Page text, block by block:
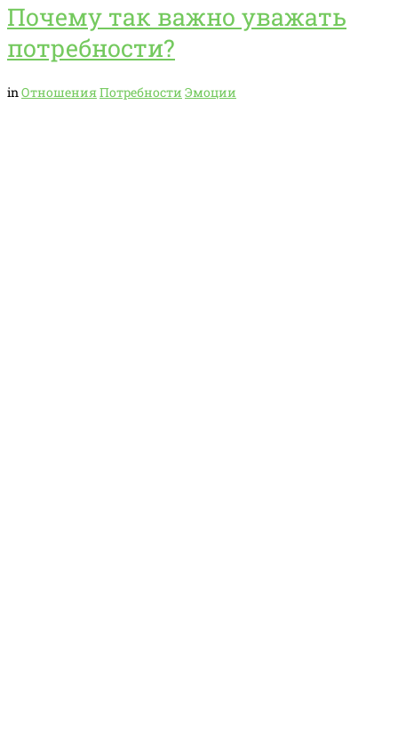
Почему так важно уважать
потребности?
in ОтношенияПотребности Эмоции